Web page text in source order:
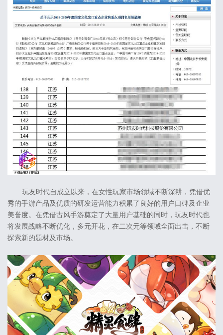
玩友时代自成立以来，在女性玩家市场领域不断深耕，凭借优
秀的手游产品及优质的研发运营能力积累了良好的用户口碑及企业
美誉度。在凭借古风手游奠定了大量用户基础的同时，玩友时代也
将发展战略不断优化，多元开花，在二次元等领域全面出击，不断
探索新的题材及市场。